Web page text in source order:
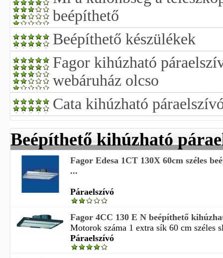
beépíthető
Beépíthető készülékek
Fagor kihúzható
webáruház olcso
Cata kihúzható
Beépíthető kihúzható
Fagor Edesa 1CT 130X 60cm széles
...
Páraelszívó
Fagor 4CC 130 E N beépíthető
Motorok száma 1 extra sík 60 cm széles
Páraelszívó